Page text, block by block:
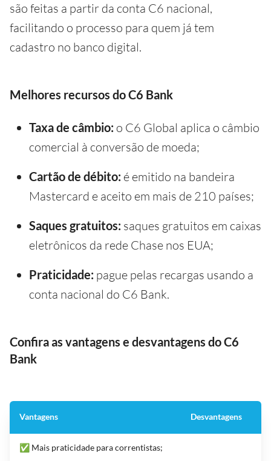
são feitas a partir da conta C6 nacional,
facilitando o processo para quem já tem
cadastro no banco digital.
Melhores recursos do C6 Bank
Taxa de câmbio: o C6 Global aplica o câmbio
comercial à conversão de moeda;
Cartão de débito: é emitido na bandeira
Mastercard e aceito em mais de 210 países;
Saques gratuitos: saques gratuitos em caixas
eletrônicos da rede Chase nos EUA;
Praticidade: pague pelas recargas usando a
conta nacional do C6 Bank.
Confira as vantagens e desvantagens do C6
Bank
Vantagens Desvantagens
✅ Mais praticidade para correntistas;